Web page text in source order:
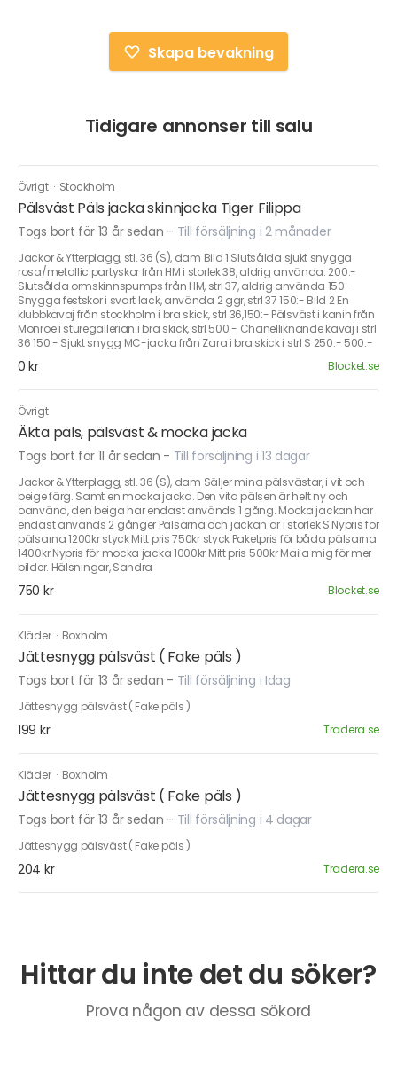
Skapa bevakning
Tidigare annonser till salu
Övrigt · Stockholm
Pälsväst Päls jacka skinnjacka Tiger Filippa
Togs bort för 13 år sedan - Till försäljning i 2 månader
Jackor & Ytterplagg, stl. 36 (S), dam Bild 1 Slutsålda sjukt snygga
rosa/metallic partyskor från HM i storlek 38, aldrig använda: 200:-
Slutsålda ormskinnspumps från HM, strl 37, aldrig använda 150:-
Snygga festskor i svart lack, använda 2 ggr, strl 37 150:- Bild 2 En
klubbkavaj från stockholm i bra skick, strl 36,150:- Pälsväst i kanin från
Monroe i sturegallerian i bra skick, strl 500:- Chanelliknande kavaj i strl
36 150:- Sjukt snygg MC-jacka från Zara i bra skick i strl S 250:- 500:-
0 kr Blocket.se
Övrigt
Äkta päls, pälsväst & mocka jacka
Togs bort för 11 år sedan - Till försäljning i 13 dagar
Jackor & Ytterplagg, stl. 36 (S), dam Säljer mina pälsvästar, i vit och
beige färg. Samt en mocka jacka. Den vita pälsen är helt ny och
oanvänd, den beiga har endast används 1 gång. Mocka jackan har
endast används 2 gånger Pälsarna och jackan är i storlek S Nypris för
pälsarna 1200kr styck Mitt pris 750kr styck Paketpris för båda pälsarna
1400kr Nypris för mocka jacka 1000kr Mitt pris 500kr Maila mig för mer
bilder. Hälsningar, Sandra
750 kr Blocket.se
Kläder · Boxholm
Jättesnygg pälsväst ( Fake päls )
Togs bort för 13 år sedan - Till försäljning i Idag
Jättesnygg pälsväst ( Fake päls )
199 kr Tradera.se
Kläder · Boxholm
Jättesnygg pälsväst ( Fake päls )
Togs bort för 13 år sedan - Till försäljning i 4 dagar
Jättesnygg pälsväst ( Fake päls )
204 kr Tradera.se
Hittar du inte det du söker?
Prova någon av dessa sökord